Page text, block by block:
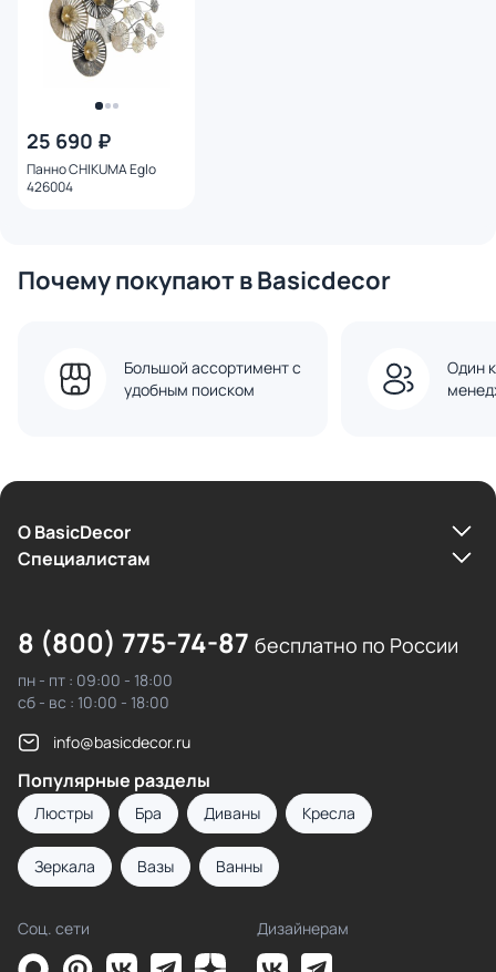
25 690 ₽
Панно CHIKUMA Eglo
426004
Почему покупают в Basicdecor
Большой ассортимент с
удобным поиском
Один
О BasicDecor
Cпециалистам
8 (800) 775-74-87 бесплатно по России
пн - пт : 09:00 - 18:00
сб - вс : 10:00 - 18:00
info@basicdecor.ru
Популярные разделы
Люстры Бра Диваны Кресла
Зеркала Вазы Ванны
Соц. сети Дизайнерам